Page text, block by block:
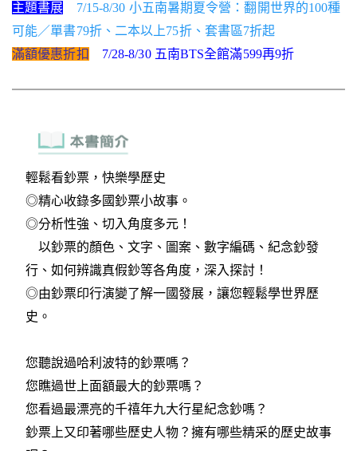
主題書展
7/15-8/30 小五南暑期夏令營：翻開世界的100種
可能／單書79折、二本以上75折、套書區7折起
滿額優惠折扣
7/28-8/30 五南BTS全館滿599再9折